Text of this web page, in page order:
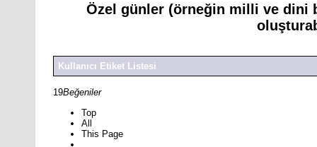
Özel günler (örneğin milli ve dini
Kullanıcı Etiket Listesi
19Beğeniler
Top
All
This Page